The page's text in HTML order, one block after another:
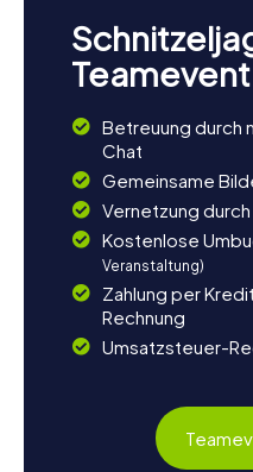
genießen oder entlang der
Benthuizen ist auch ein
kulinarischen
Cafés oder Restaurants
lassen. Egal, wie ihr euch
euch eine Fülle von
unvergesslich machen.
Teamevent
Betreuung durch
Chat
Gemeinsame
Vernetzung
Kostenlose
Veranstaltung)
Zahlung per
Rechnung
Umsatzsteuer-